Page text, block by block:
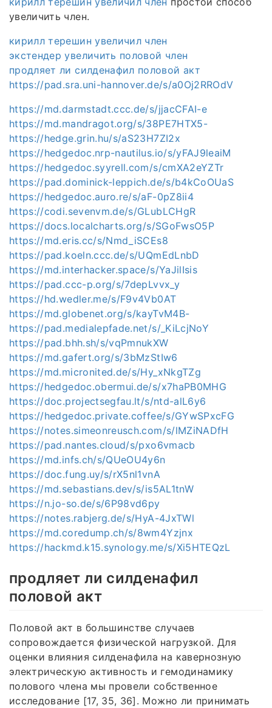
увеличить член.
кирилл терешин увеличил член
экстендер увеличить половой член
продляет ли силденафил половой акт
https://pad.sra.uni-hannover.de/s/a0Oj2RROdV
https://md.darmstadt.ccc.de/s/jjacCFAI-e
https://md.mandragot.org/s/38PE7HTX5-
https://hedge.grin.hu/s/aS23H7ZI2x
https://hedgedoc.nrp-nautilus.io/s/yFAJ9leaiM
https://hedgedoc.syyrell.com/s/cmXA2eYZTr
https://pad.dominick-leppich.de/s/b4kCoOUaS
https://hedgedoc.auro.re/s/aF-0pZ8ii4
https://codi.sevenvm.de/s/GLubLCHgR
https://docs.localcharts.org/s/SGoFwsO5P
https://md.eris.cc/s/Nmd_iSCEs8
https://pad.koeln.ccc.de/s/UQmEdLnbD
https://md.interhacker.space/s/YaJilIsis
https://pad.ccc-p.org/s/7depLvvx_y
https://hd.wedler.me/s/F9v4Vb0AT
https://md.globenet.org/s/kayTvM4B-
https://pad.medialepfade.net/s/_KiLcjNoY
https://pad.bhh.sh/s/vqPmnukXW
https://md.gafert.org/s/3bMzStIw6
https://md.micronited.de/s/Hy_xNkgTZg
https://hedgedoc.obermui.de/s/x7haPB0MHG
https://doc.projectsegfau.lt/s/ntd-alL6y6
https://hedgedoc.private.coffee/s/GYwSPxcFG
https://notes.simeonreusch.com/s/lMZiNADfH
https://pad.nantes.cloud/s/pxo6vmacb
https://md.infs.ch/s/QUeOU4y6n
https://doc.fung.uy/s/rX5nl1vnA
https://md.sebastians.dev/s/is5AL1tnW
https://n.jo-so.de/s/6P98vd6py
https://notes.rabjerg.de/s/HyA-4JxTWl
https://md.coredump.ch/s/8wm4Yzjnx
https://hackmd.k15.synology.me/s/Xi5HTEQzL
продляет ли силденафил
половой акт
Половой акт в большинстве случаев
сопровождается физической нагрузкой. Для
оценки влияния силденафила на кавернозную
электрическую активность и гемодинамику
полового члена мы провели собственное
исследование [17, 35, 36]. Можно ли принимать